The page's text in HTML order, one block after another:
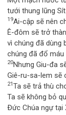
tưới thung lũng
19Ai-cập sẽ nên
Ê-đôm sẽ trở
vì chúng đã dùng
chúng đã đổ
20Nhưng Giu-đa
Giê-ru-sa-lem sẽ
21 Ta sẽ trả thù
Ta sẽ không bỏ
Đức Chúa ngự tại